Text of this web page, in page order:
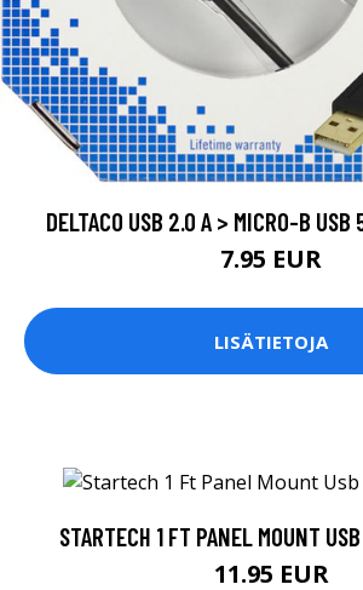
DELTACO USB 2.0 A > MICRO-B USB
7.95 EUR
LISÄTIETOJA
STARTECH 1 FT PANEL MOUNT
11.95 EUR